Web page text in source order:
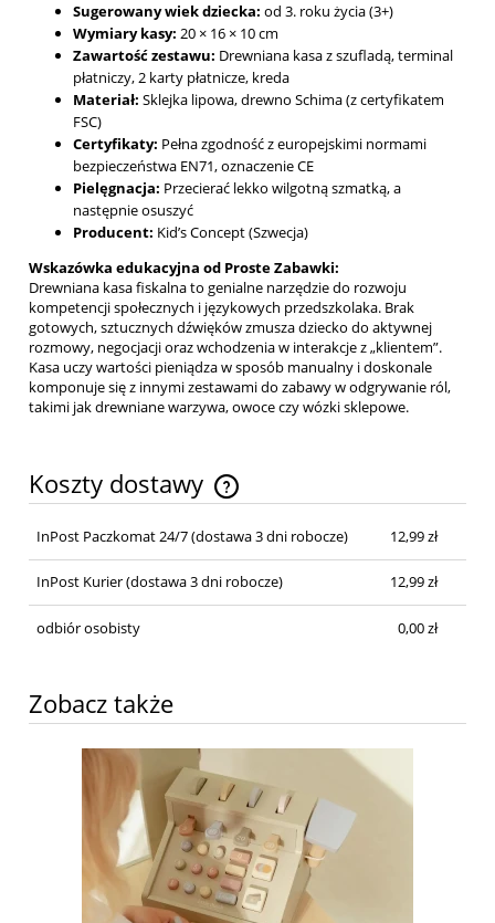
Sugerowany wiek dziecka: od 3. roku życia (3+)
Wymiary kasy: 20 × 16 × 10 cm
Zawartość zestawu: Drewniana kasa z szufladą, terminal
płatniczy, 2 karty płatnicze, kreda
Materiał: Sklejka lipowa, drewno Schima (z certyfikatem
FSC)
Certyfikaty: Pełna zgodność z europejskimi normami
bezpieczeństwa EN71, oznaczenie CE
Pielęgnacja: Przecierać lekko wilgotną szmatką, a
następnie osuszyć
Producent: Kid’s Concept (Szwecja)
Wskazówka edukacyjna od Proste Zabawki:
Drewniana kasa fiskalna to genialne narzędzie do rozwoju
kompetencji społecznych i językowych przedszkolaka. Brak
gotowych, sztucznych dźwięków zmusza dziecko do aktywnej
rozmowy, negocjacji oraz wchodzenia w interakcje z „klientem”.
Kasa uczy wartości pieniądza w sposób manualny i doskonale
komponuje się z innymi zestawami do zabawy w odgrywanie ról,
takimi jak drewniane warzywa, owoce czy wózki sklepowe.
Koszty dostawy
InPost Paczkomat 24/7(dostawa 3 dni robocze) 12,99 zł
InPost Kurier(dostawa 3 dni robocze) 12,99 zł
odbiór osobisty 0,00 zł
Zobacz także